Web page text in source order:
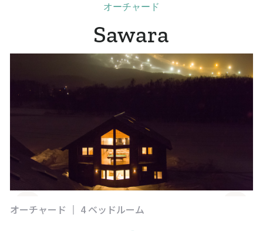
オーチャード
Sawara
オーチャード | 4 ベッドルーム